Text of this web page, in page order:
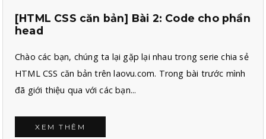
[HTML CSS căn bản] Bài 2: Code cho phần
head
Chào các bạn, chúng ta lại gặp lại nhau trong serie chia sẻ
HTML CSS căn bản trên laovu.com. Trong bài trước mình
đã giới thiệu qua với các bạn...
XEM THÊM